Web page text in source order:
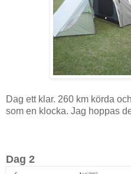
Dag ett klar. 260 km körda
som en klocka. Jag hoppas
Dag 2